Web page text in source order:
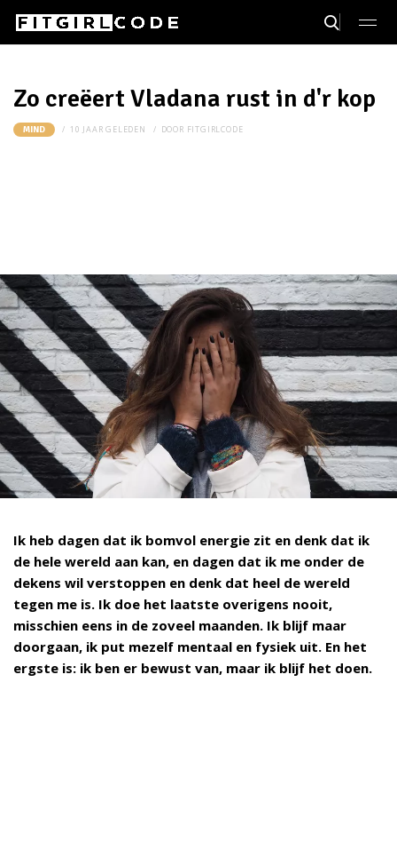
Zo creëert Vladana rust in d'r kop
MIND 10 JAAR GELEDEN DOOR FITGIRLCODE
Ik heb dagen dat ik bomvol energie zit en denk dat ik
de hele wereld aan kan, en dagen dat ik me onder de
dekens wil verstoppen en denk dat heel de wereld
tegen me is. Ik doe het laatste overigens nooit,
misschien eens in de zoveel maanden. Ik blijf maar
doorgaan, ik put mezelf mentaal en fysiek uit. En het
ergste is: ik ben er bewust van, maar ik blijf het doen.